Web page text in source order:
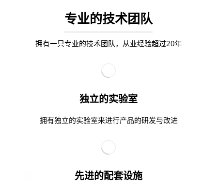
专业的技术团队
拥有一只专业的技术团队，从业经验超过20年
独立的实验室
拥有独立的实验室来进行产品的研发与改进
先进的配套设施